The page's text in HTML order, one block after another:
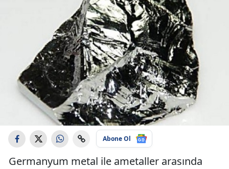
Abone Ol
Germanyum metal ile ametaller arasında